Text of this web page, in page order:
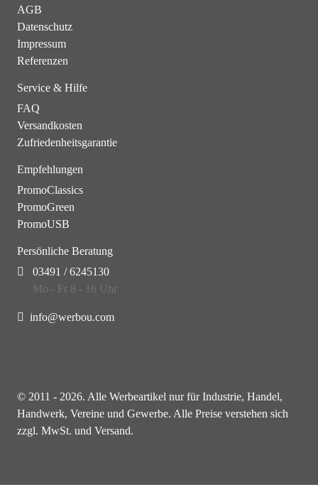
AGB
Datenschutz
Impressum
Referenzen
Service & Hilfe
FAQ
Versandkosten
Zufriedenheitsgarantie
Empfehlungen
PromoClassics
PromoGreen
PromoUSB
Persönliche Beratung
03491 / 6245130
Mo - Fr 8 - 16 Uhr
info@werbou.com
© 2011 - 2026. Alle Werbeartikel nur für Industrie, Handel,
Handwerk, Vereine und Gewerbe. Alle Preise verstehen sich
zzgl. MwSt. und Versand.